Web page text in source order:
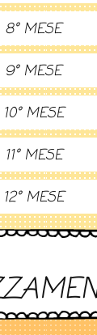
8° MESE
9° MESE
10° MESE
11° MESE
12° MESE